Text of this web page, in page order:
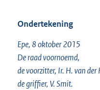
Ondertekening
Epe, 8 oktober 2015
De raad voornoemd,
de voorzitter, Ir. H. van der
de griffier, V. Smit.